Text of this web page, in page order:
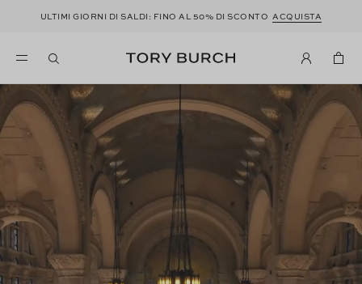
ULTIMI GIORNI DI SALDI: FINO AL 50% DI SCONTO ACQUISTA